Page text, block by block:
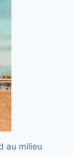
au milieu